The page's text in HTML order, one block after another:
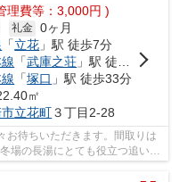
理費等：3,000円 )
礼金 0ヶ月
「立花 」駅 徒歩7分
「武庫之荘 」駅 徒歩20分
「塚口 」駅 徒歩33分
㎡
市立花町３丁目2-28
お待ちいただきます。間取りは
場の長湯にとても役立つ追い焚